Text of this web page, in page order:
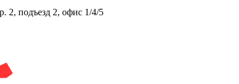
2, подъезд 2, офис 1/4/5